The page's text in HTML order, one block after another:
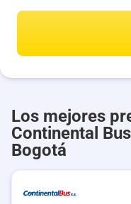
Los mejores
Continental
Bogotá